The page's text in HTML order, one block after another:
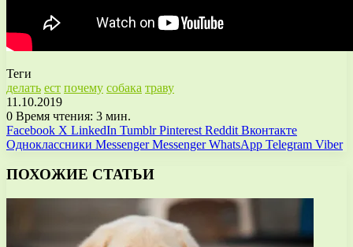
Теги
делать ест почему собака траву
11.10.2019
0 Время чтения: 3 мин.
Facebook X LinkedIn Tumblr Pinterest Reddit Вконтакте
Одноклассники Messenger Messenger WhatsApp Telegram Viber
ПОХОЖИЕ СТАТЬИ